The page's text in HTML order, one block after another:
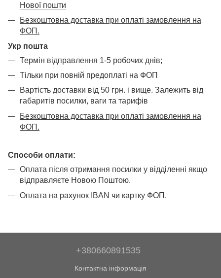
Нової пошти
Безкоштовна доставка при оплаті замовлення на
ФОП.
Укр пошта
Термін відправлення 1-5 робочих днів;
Тільки при повній предоплаті на ФОП
Вартість доставки від 50 грн. і вище. Залежить від
габаритів посилки, ваги та тарифів
Безкоштовна доставка при оплаті замовлення на
ФОП.
Способи оплати:
Оплата після отримання посилки у відділенні якщо
відправляєте Новою Поштою.
Оплата на рахунок IBAN чи картку ФОП.
+380660891535
Контактна інформація